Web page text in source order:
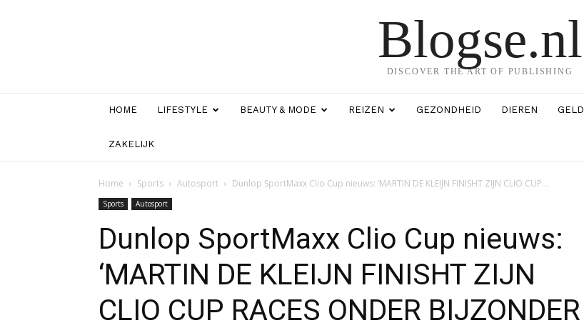
Blogse.nl
DISCOVER THE ART OF PUBLISHING
HOME LIFESTYLE BEAUTY & MODE REIZEN GEZONDHEID DIEREN GELD
ZAKELIJK
Home Sports Autosport Dunlop SportMaxx Clio Cup nieuws: ‘MARTIN DE KLEIJN FINISHT ZIJN CLIO CUP...
Sports Autosport
Dunlop SportMaxx Clio Cup nieuws:
‘MARTIN DE KLEIJN FINISHT ZIJN
CLIO CUP RACES ONDER BIJZONDER